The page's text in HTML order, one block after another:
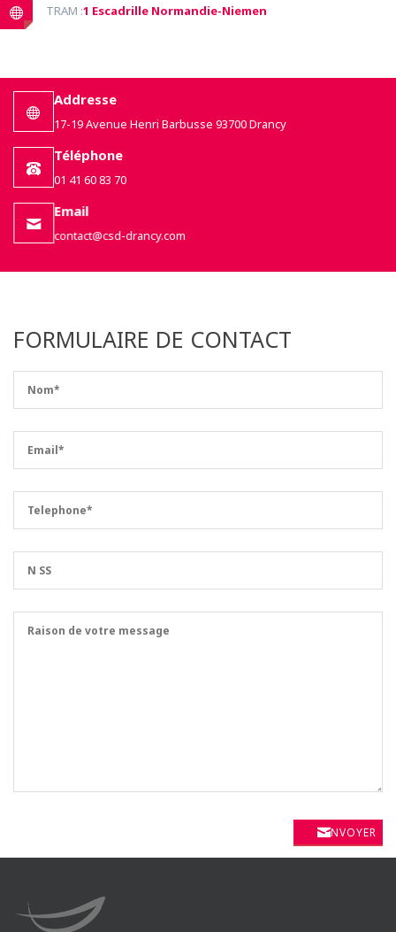
TRAM :1 Escadrille Normandie-Niemen
Addresse
17-19 Avenue Henri Barbusse 93700 Drancy
Téléphone
01 41 60 83 70
Email
contact@csd-drancy.com
FORMULAIRE DE CONTACT
ENVOYER